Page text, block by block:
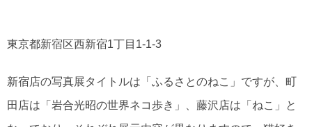
東京都新宿区西新宿1丁目1-1-3
新宿店の写真展タイトルは「ふるさとのねこ」ですが、町
田店は「岩合光昭の世界ネコ歩き」、藤沢店は「ねこ」と